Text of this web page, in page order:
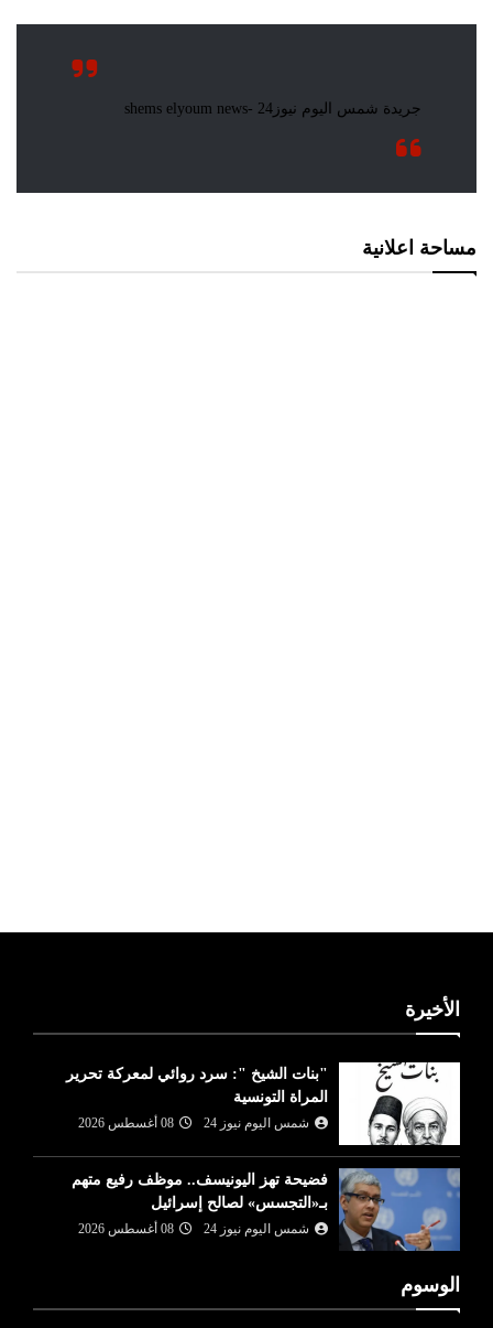
مساحة اعلانية
الأخيرة
"بنات الشيخ ": سرد روائي لمعركة تحرير
المراة التونسية
شمس اليوم نيوز 24 08 أغسطس 2026
فضيحة تهز اليونيسف.. موظف رفيع متهم
بـ«التجسس» لصالح إسرائيل
شمس اليوم نيوز 24 08 أغسطس 2026
الوسوم